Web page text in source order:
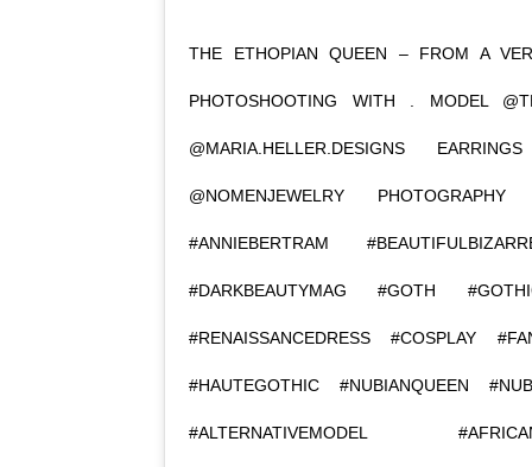
THE ETHOPIAN QUEEN – FROM A
PHOTOSHOOTING WITH . MODEL
@MARIA.HELLER.DESIGNS
@NOMENJEWELRY PHOTOGRAPHY
#ANNIEBERTRAM
#DARKBEAUTYMAG #GOTH
#RENAISSANCEDRESS #COSPLAY
#HAUTEGOTHIC #NUBIANQUEEN
#ALTERNATIVEMODEL